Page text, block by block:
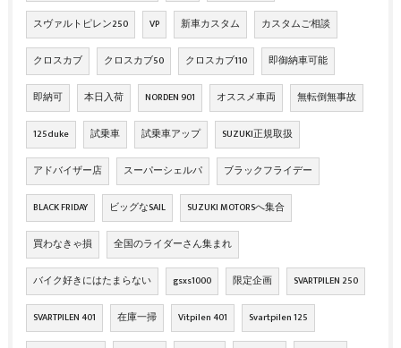
スヴァルトピレン250 VP 新車カスタム カスタムご相談
クロスカブ クロスカブ50 クロスカブ110 即御納車可能
即納可 本日入荷 NORDEN 901 オススメ車両 無転倒無事故
125duke 試乗車 試乗車アップ SUZUKI正規取扱
アドバイザー店 スーパーシェルパ ブラックフライデー
BLACK FRIDAY ビッグなSAIL SUZUKI MOTORSへ集合
買わなきゃ損 全国のライダーさん集まれ
バイク好きにはたまらない gsxs1000 限定企画 SVARTPILEN 250
SVARTPILEN 401 在庫一掃 Vitpilen 401 Svartpilen 125